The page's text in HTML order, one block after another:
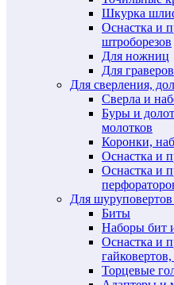
Шкурка
Оснастка и
штроборезов
Для ножниц
Для граверов
Для сверления,
Сверла и
Буры и
молотков
Коронки,
Оснастка и
Оснастка и
Для шуруповертов
Биты
Наборы бит
Оснастка и
Торцевые